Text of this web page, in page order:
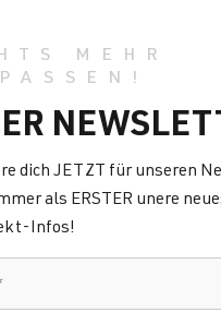
MEHR
dich JETZT für unseren
als ERSTER unere
Infos!